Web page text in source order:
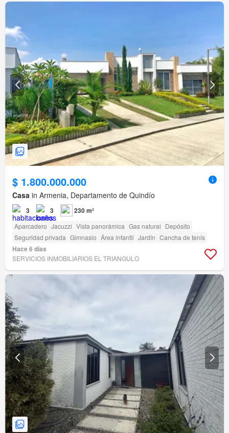
$ 1.800.000.000
Casa in Armenia, Departamento de Quindío
3 3 230 m²
Aparcadero Jacuzzi Vista panorámica Gas natural Depósito
Seguridad privada Gimnasio Área infantil Jardín Cancha de tenis
Hace 6 días
SERVICIOS INMOBILIARIOS EL TRIANGULO